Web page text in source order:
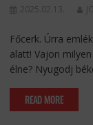
2025.02.13.
Főcerk. Úrra
alatt! Vajon
élne? Nyugodj
READ MORE